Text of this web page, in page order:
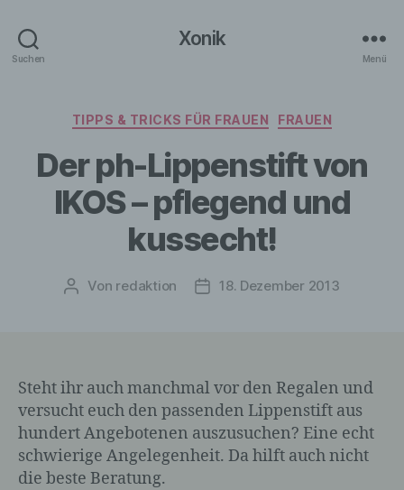
Suchen
Xonik
Menü
Kategorien
TIPPS & TRICKS FÜR FRAUEN FRAUEN
Der ph-Lippenstift von
IKOS – pflegend und
kussecht!
Beitragsautor
Von redaktion Veröffentlichungsdatum
18. Dezember 2013
Steht ihr auch manchmal vor den Regalen und
versucht euch den passenden Lippenstift aus
hundert Angebotenen auszusuchen? Eine echt
schwierige Angelegenheit. Da hilft auch nicht
die beste Beratung.